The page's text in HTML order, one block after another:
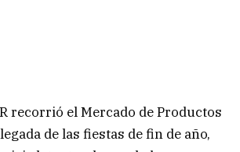
recorrió el Mercado de Productos
de las fiestas de fin de año,